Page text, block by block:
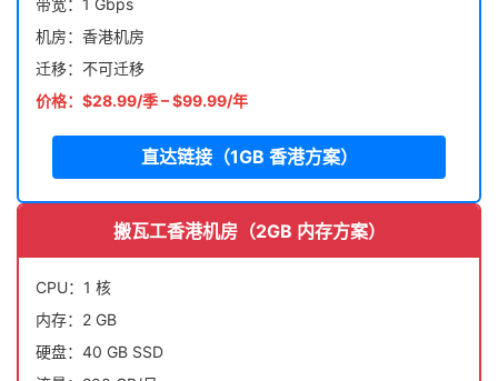
带宽：1 Gbps
机房：香港机房
迁移：不可迁移
价格：$28.99/季 – $99.99/年
直达链接（1GB 香港方案）
搬瓦工香港机房（2GB 内存方案）
CPU：1 核
内存：2 GB
硬盘：40 GB SSD